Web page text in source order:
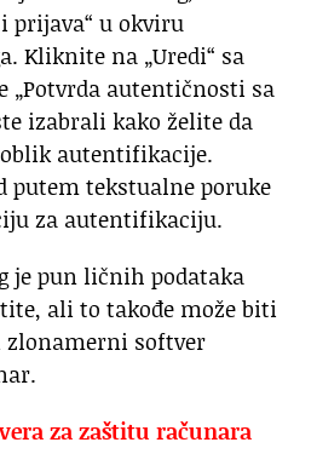
prijava“ u okviru
Kliknite na „Uredi“ sa
„Potvrda autentičnosti sa
izabrali kako želite da
autentifikacije.
putem tekstualne poruke
za autentifikaciju.
je pun ličnih podataka
ali to takođe može biti
softver
za zaštitu računara